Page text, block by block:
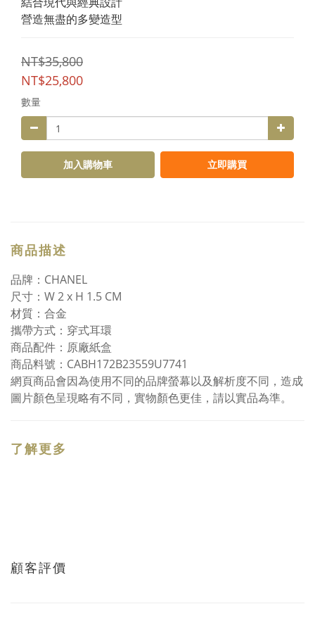
營造無盡的多變造型
NT$35,800
NT$25,800
數量
加入購物車 立即購買
商品描述
品牌：CHANEL
尺寸：W 2 x H 1.5 CM
材質：合金
攜帶方式：穿式耳環
商品配件：原廠紙盒
商品料號：CABH172B23559U7741
網頁商品會因為使用不同的品牌螢幕以及解析度不同，造成
圖片顏色呈現略有不同，實物顏色更佳，請以實品為準。
了解更多
顧客評價